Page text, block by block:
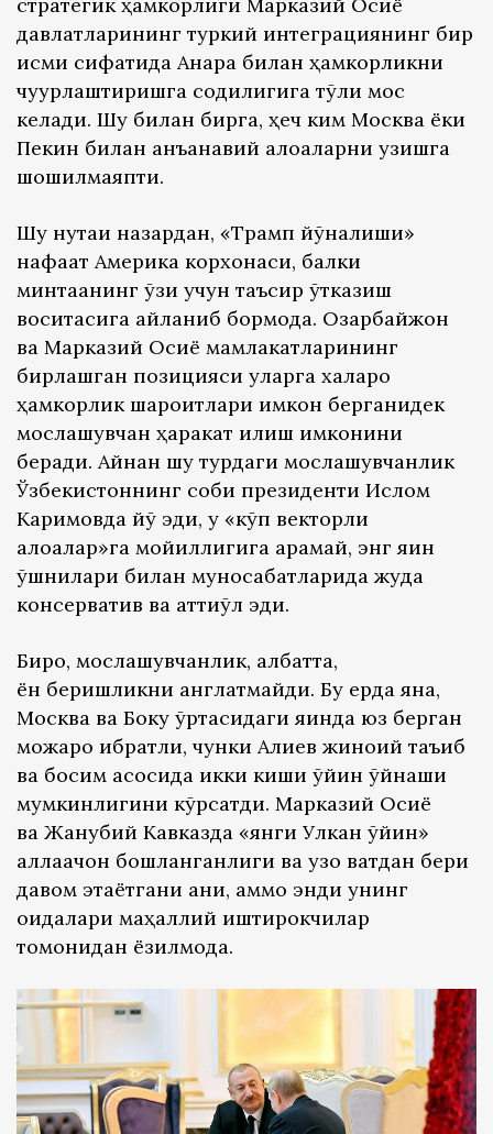
стратегик ҳамкорлиги Марказий Осиё
давлатларининг туркий интеграциянинг бир
қисми сифатида Анқара билан ҳамкорликни
чуқурлаштиришга содиқлигига тўлиқ мос
келади. Шу билан бирга, ҳеч ким Москва ёки
Пекин билан анъанавий алоқаларни узишга
шошилмаяпти.
Шу нуқтаи назардан, «Трамп йўналиши»
нафақат Америка корхонаси, балки
минтақанинг ўзи учун таъсир ўтказиш
воситасига айланиб бормоқда. Озарбайжон
ва Марказий Осиё мамлакатларининг
бирлашган позицияси уларга халқаро
ҳамкорлик шароитлари имкон берганидек
мослашувчан ҳаракат қилиш имконини
беради. Айнан шу турдаги мослашувчанлик
Ўзбекистоннинг собиқ президенти Ислом
Каримовда йўқ эди, у «кўп векторли
алоқалар»га мойиллигига қарамай, энг яқин
қўшнилари билан муносабатларида жуда
консерватив ва қаттиққўл эди.
Бироқ, мослашувчанлик, албатта,
ён беришликни англатмайди. Бу ерда яна,
Москва ва Боку ўртасидаги яқинда юз берган
можаро ибратли, чунки Алиев жиноий таъқиб
ва ​​босим асосида икки киши ўйин ўйнаши
мумкинлигини кўрсатди. Марказий Осиё
ва Жанубий Кавказда «янги Улкан ўйин»
аллақачон бошланганлиги ва узоқ вақтдан бери
давом этаётгани аниқ, аммо энди унинг
қоидалари маҳаллий иштирокчилар
томонидан ёзилмоқда.